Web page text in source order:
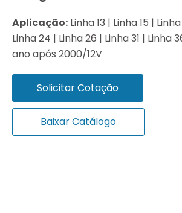
Aplicação: Linha 13 | Linha 15 |
Linha 24 | Linha 26 | Linha 31 | Linha
ano após 2000/12V
Solicitar Cotação
Baixar Catálogo